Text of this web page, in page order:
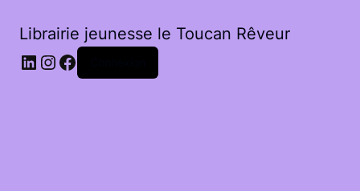
Librairie jeunesse le Toucan Rêveur
LinkedIn
Instagram
Facebook